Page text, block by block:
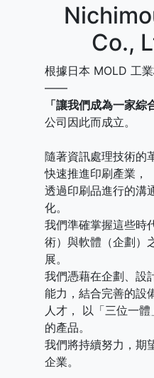
Co.,
根據日本 MOLD 工
——
「讓我們成為一家綜
公司因此而成立。
隨著資訊處理技術的
快速推進印刷產業，
透過印刷品進行的溝
化。
我們準確掌握這些時
術）與軟體（企劃）
展。
我們憑藉在企劃、設
能力，結合完善的設
人才， 以「三位一
的產品。
我們將持續努力，期
企業。